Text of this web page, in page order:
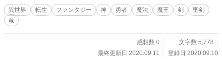
異世界 転生 ファンタジー 神 勇者 魔法 魔王 剣
聖剣
竜
感想数 0
文字数 5,778
最終更新日 2020.09.11
登録日 2020.09.10